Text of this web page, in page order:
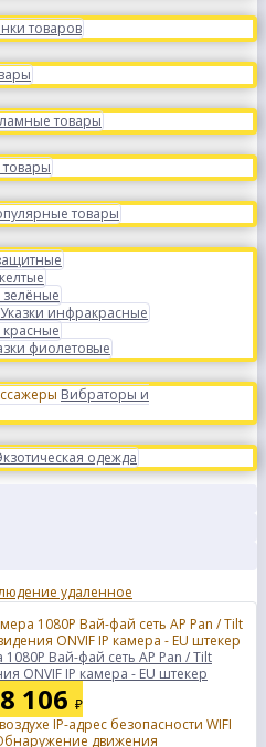
товаров
товары
товары
зелёные
Указки инфракрасные
красные
фиолетовые
Вибраторы и
одежда
1080P Вай-фай сеть AP Pan / Tilt
ONVIF IP камера - EU штекер
8 106 ₽